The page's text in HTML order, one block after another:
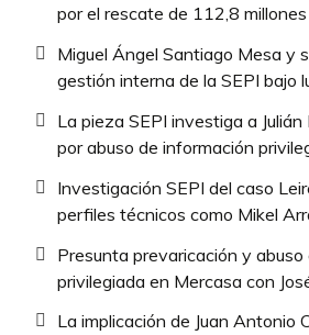
por el rescate de 112,8
Miguel Ángel Santiago Mesa y
gestión interna de la SEPI bajo
La pieza SEPI investiga a
por abuso de información
Investigación SEPI del caso
perfiles técnicos como Mikel
Presunta prevaricación y
privilegiada en Mercasa con
La implicación de Juan Antonio